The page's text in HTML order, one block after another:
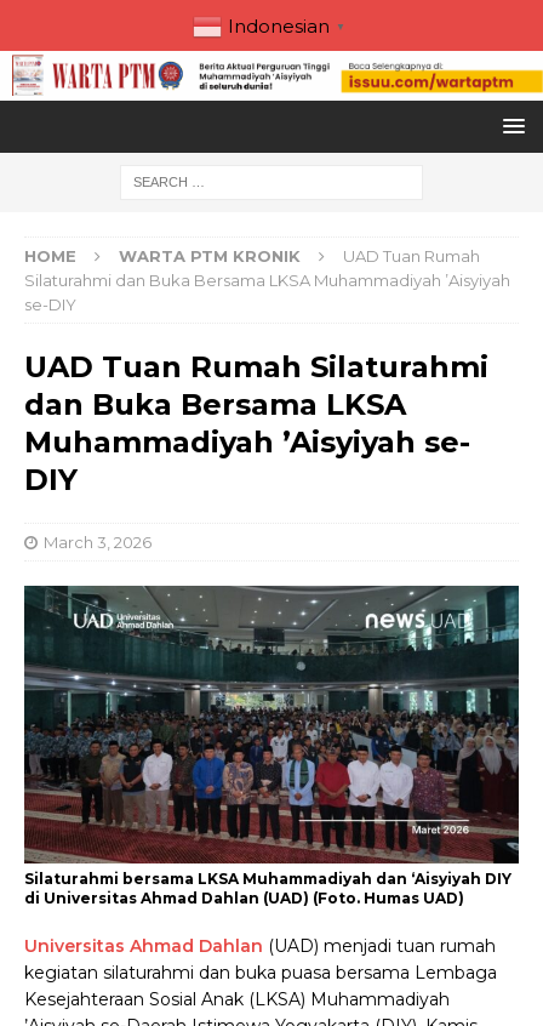
Indonesian ▼
HOME WARTA PTM KRONIK
UAD Tuan Rumah
Silaturahmi dan Buka Bersama LKSA Muhammadiyah ’Aisyiyah
se-DIY
UAD Tuan Rumah Silaturahmi
dan Buka Bersama LKSA
Muhammadiyah ’Aisyiyah se-
DIY
March 3, 2026
Silaturahmi bersama LKSA Muhammadiyah dan ‘Aisyiyah DIY
di Universitas Ahmad Dahlan (UAD) (Foto. Humas UAD)
Universitas Ahmad Dahlan (UAD) menjadi tuan rumah
kegiatan silaturahmi dan buka puasa bersama Lembaga
Kesejahteraan Sosial Anak (LKSA) Muhammadiyah